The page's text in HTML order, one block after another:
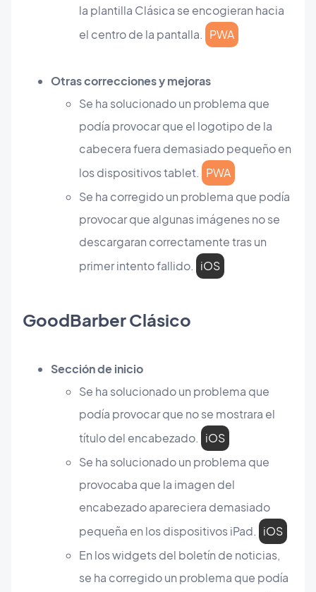
la plantilla Clásica se encogieran hacia
el centro de la pantalla. PWA
Otras correcciones y mejoras
Se ha solucionado un problema que
podía provocar que el logotipo de la
cabecera fuera demasiado pequeño en
los dispositivos tablet. PWA
Se ha corregido un problema que podía
provocar que algunas imágenes no se
descargaran correctamente tras un
primer intento fallido. iOS
GoodBarber Clásico
Sección de inicio
Se ha solucionado un problema que
podía provocar que no se mostrara el
título del encabezado. iOS
Se ha solucionado un problema que
provocaba que la imagen del
encabezado apareciera demasiado
pequeña en los dispositivos iPad. iOS
En los widgets del boletín de noticias,
se ha corregido un problema que podía